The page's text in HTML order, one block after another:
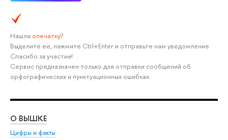
Нашли опечатку?
Выделите её, нажмите Ctrl+Enter и отправьте нам уведомление.
Спасибо за участие!
Сервис предназначен только для отправки сообщений об
орфографических и пунктуационных ошибках.
О ВЫШКЕ
Цифры и факты